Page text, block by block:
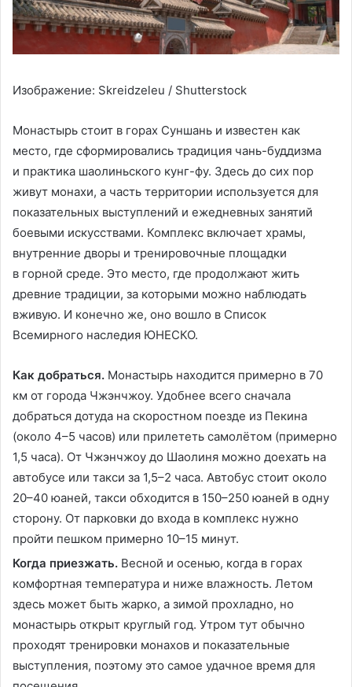
Изображение: Skreidzeleu / Shutterstock
Монастырь стоит в горах Суншань и известен как
место, где сформировались традиция чань-буддизма
и практика шаолиньского кунг-фу. Здесь до сих пор
живут монахи, а часть территории используется для
показательных выступлений и ежедневных занятий
боевыми искусствами. Комплекс включает храмы,
внутренние дворы и тренировочные площадки
в горной среде. Это место, где продолжают жить
древние традиции, за которыми можно наблюдать
вживую. И конечно же, оно вошло в Список
Всемирного наследия ЮНЕСКО.
Как добраться. Монастырь находится примерно в 70
км от города Чжэнчжоу. Удобнее всего сначала
добраться дотуда на скоростном поезде из Пекина
(около 4–5 часов) или прилететь самолётом (примерно
1,5 часа). От Чжэнчжоу до Шаолиня можно доехать на
автобусе или такси за 1,5–2 часа. Автобус стоит около
20–40 юаней, такси обходится в 150–250 юаней в одну
сторону. От парковки до входа в комплекс нужно
пройти пешком примерно 10–15 минут.
Когда приезжать. Весной и осенью, когда в горах
комфортная температура и ниже влажность. Летом
здесь может быть жарко, а зимой прохладно, но
монастырь открыт круглый год. Утром тут обычно
проходят тренировки монахов и показательные
выступления, поэтому это самое удачное время для